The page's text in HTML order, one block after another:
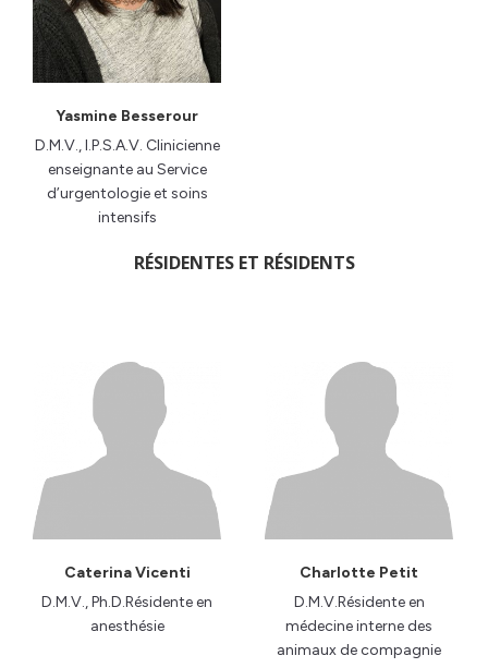
Yasmine Besserour
D.M.V., I.P.S.A.V. Clinicienne
enseignante au Service
d’urgentologie et soins
intensifs
RÉSIDENTES ET RÉSIDENTS
Caterina Vicenti
D.M.V., Ph.D.Résidente en
anesthésie
Charlotte Petit
D.M.V.Résidente en
médecine interne des
animaux de compagnie